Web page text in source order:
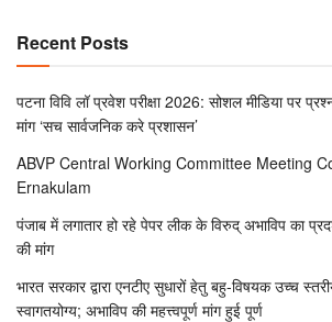
Recent Posts
पटना विवि लॉ प्रवेश परीक्षा 2026: सोशल मीडिया पर
मांग ‘सच सार्वजनिक करे प्रशासन’
ABVP Central Working Committee Meeting
Ernakulam
पंजाब में लगातार हो रहे पेपर लीक के विरुद् अभाविप का
की मांग
भारत सरकार द्वारा एनटीए सुधारों हेतु बहु-विषयक उच्च
स्वागतयोग्य; अभाविप की महत्त्वपूर्ण मांग हुई पूर्ण